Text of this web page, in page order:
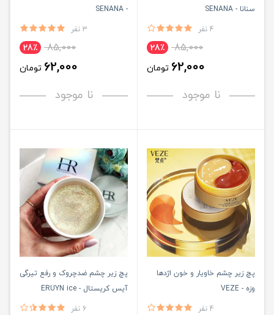
سنانا - SENANA
4 نفر
85,000 28٪
62,000 تومان
نا موجود
- SENANA
3 نفر
85,000 28٪
62,000 تومان
نا موجود
پچ زیر چشم خاویار و خون اژدها
وزه - VEZE
4 نفر
پچ زیر چشم ضدچروک و رفع تیرگی
آیس کریستال - ERUYN ice
crystal mask6 نفر